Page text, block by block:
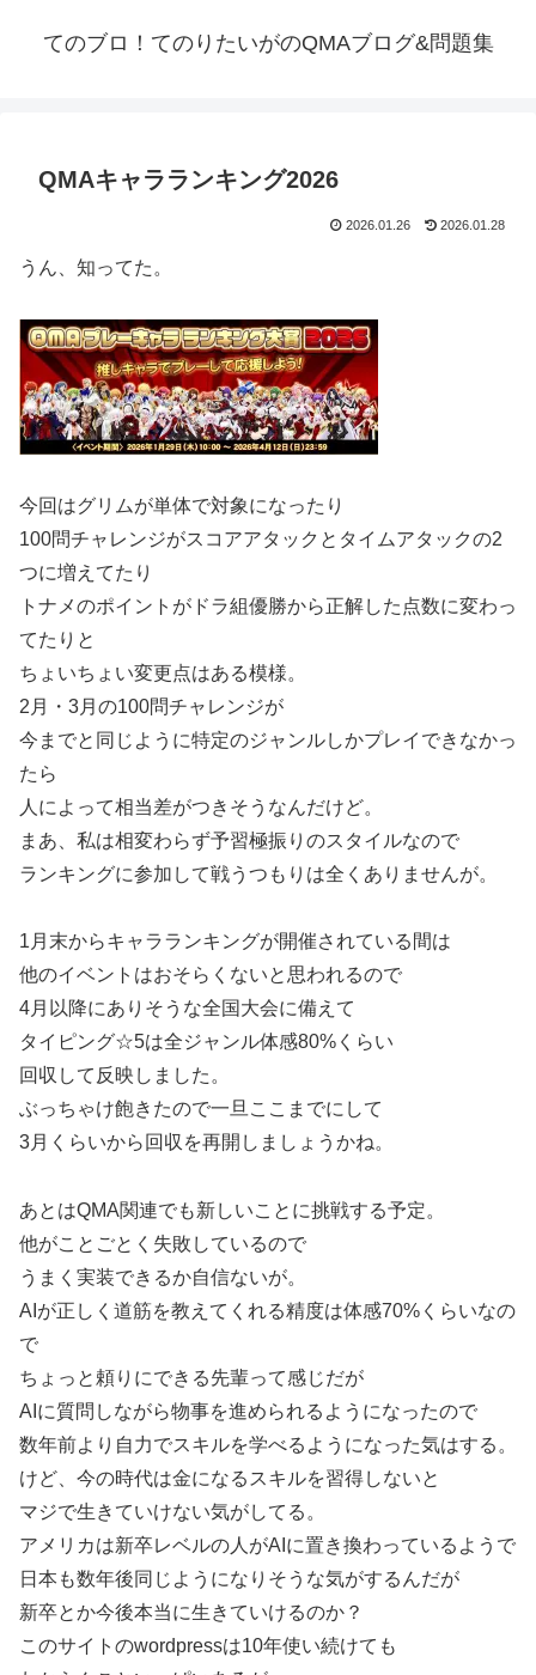
てのブロ！てのりたいがのQMAブログ&問題集
QMAキャラランキング2026
2026.01.26 2026.01.28
うん、知ってた。
今回はグリムが単体で対象になったり
100問チャレンジがスコアアタックとタイムアタックの2
つに増えてたり
トナメのポイントがドラ組優勝から正解した点数に変わっ
てたりと
ちょいちょい変更点はある模様。
2月・3月の100問チャレンジが
今までと同じように特定のジャンルしかプレイできなかっ
たら
人によって相当差がつきそうなんだけど。
まあ、私は相変わらず予習極振りのスタイルなので
ランキングに参加して戦うつもりは全くありませんが。
1月末からキャラランキングが開催されている間は
他のイベントはおそらくないと思われるので
4月以降にありそうな全国大会に備えて
タイピング☆5は全ジャンル体感80%くらい
回収して反映しました。
ぶっちゃけ飽きたので一旦ここまでにして
3月くらいから回収を再開しましょうかね。
あとはQMA関連でも新しいことに挑戦する予定。
他がことごとく失敗しているので
うまく実装できるか自信ないが。
AIが正しく道筋を教えてくれる精度は体感70%くらいなの
で
ちょっと頼りにできる先輩って感じだが
AIに質問しながら物事を進められるようになったので
数年前より自力でスキルを学べるようになった気はする。
けど、今の時代は金になるスキルを習得しないと
マジで生きていけない気がしてる。
アメリカは新卒レベルの人がAIに置き換わっているようで
日本も数年後同じようになりそうな気がするんだが
新卒とか今後本当に生きていけるのか？
このサイトのwordpressは10年使い続けても